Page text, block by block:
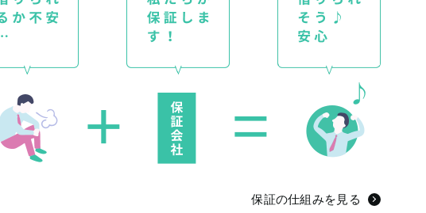
保証の仕組みを見る